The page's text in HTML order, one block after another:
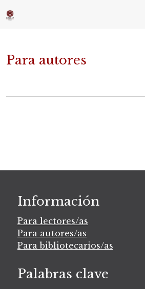
Para autores
Para autores
Información
Para lectores/as
Para autores/as
Para bibliotecarios/as
Palabras clave